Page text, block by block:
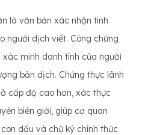
là văn bản xác nhận tính
người dịch viết. Công chứng
minh danh tính của người
bản dịch. Chứng thực lãnh
cấp độ cao hơn, xác thực
biên giới, giúp cơ quan
dấu và chữ ký chính thức